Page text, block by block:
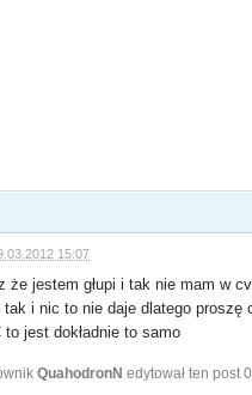
15:07
że jestem głupi i tak nie mam w
tak i nic to nie daje dlatego proszę
to jest dokładnie to samo
QuahodronN edytował ten post